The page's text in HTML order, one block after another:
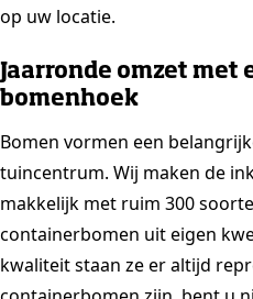
op uw locatie.
Jaarronde omzet met
bomenhoek
Bomen vormen een
tuincentrum. Wij maken de
makkelijk met ruim 300
containerbomen uit eigen
kwaliteit staan ze er altijd